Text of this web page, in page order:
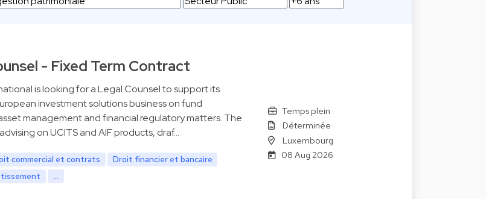
- Fixed Term Contract
is looking for a Legal Counsel to support its
investment solutions business on fund
management and financial regulatory matters. The
on UCITS and AIF products, draf…
commercial et contrats
Droit financier et bancaire
...
Temps plein
Déterminée
Luxembourg
08 Aug 2026